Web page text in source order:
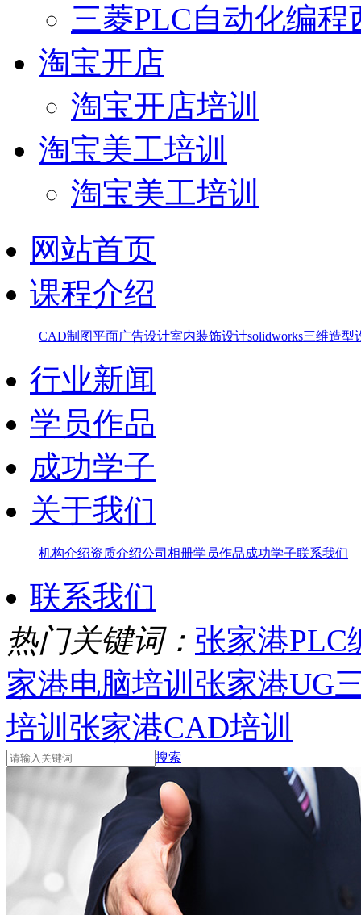
三菱PLC自动化编程
淘宝开店
淘宝开店培训
淘宝美工培训
淘宝美工培训
网站首页
课程介绍
CAD制图平面广告设计室内装饰设计solidworks三维造型
行业新闻
学员作品
成功学子
关于我们
机构介绍资质介绍公司相册学员作品成功学子联系我们
联系我们
热门关键词： 张家港PLC
家港电脑培训 张家港UG
培训 张家港CAD培训
搜索